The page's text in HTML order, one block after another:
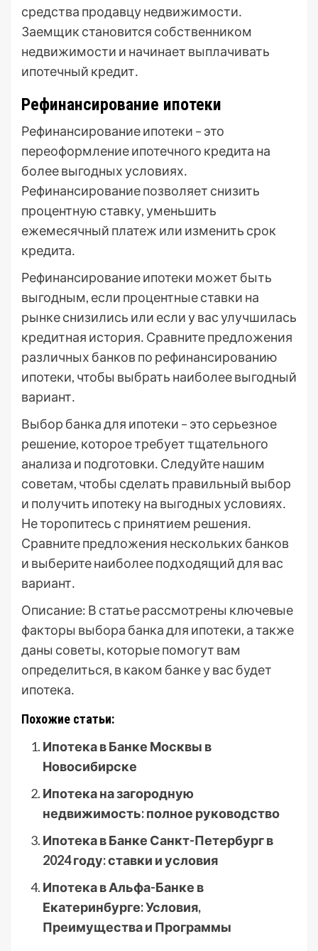
средства продавцу недвижимости․
Заемщик становится собственником
недвижимости и начинает выплачивать
ипотечный кредит․
Рефинансирование ипотеки
Рефинансирование ипотеки – это
переоформление ипотечного кредита на
более выгодных условиях․
Рефинансирование позволяет снизить
процентную ставку, уменьшить
ежемесячный платеж или изменить срок
кредита․
Рефинансирование ипотеки может быть
выгодным, если процентные ставки на
рынке снизились или если у вас улучшилась
кредитная история․ Сравните предложения
различных банков по рефинансированию
ипотеки, чтобы выбрать наиболее выгодный
вариант․
Выбор банка для ипотеки – это серьезное
решение, которое требует тщательного
анализа и подготовки․ Следуйте нашим
советам, чтобы сделать правильный выбор
и получить ипотеку на выгодных условиях․
Не торопитесь с принятием решения․
Сравните предложения нескольких банков
и выберите наиболее подходящий для вас
вариант․
Описание: В статье рассмотрены ключевые
факторы выбора банка для ипотеки, а также
даны советы, которые помогут вам
определиться, в каком банке у вас будет
ипотека․
Похожие статьи:
Ипотека в Банке Москвы в
Новосибирске
Ипотека на загородную
недвижимость: полное руководство
Ипотека в Банке Санкт-Петербург в
2024 году: ставки и условия
Ипотека в Альфа-Банке в
Екатеринбурге: Условия,
Преимущества и Программы